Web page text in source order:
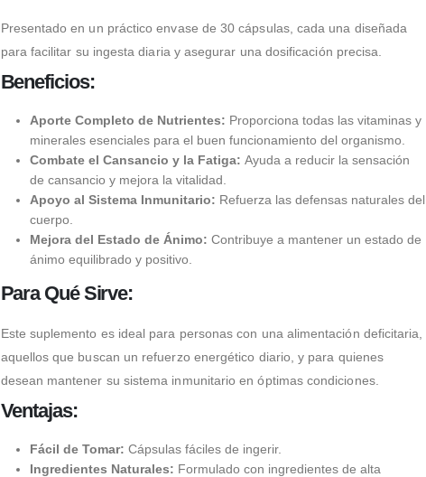
Presentado en un práctico envase de 30 cápsulas, cada una diseñada
para facilitar su ingesta diaria y asegurar una dosificación precisa.
Beneficios:
Aporte Completo de Nutrientes: Proporciona todas las vitaminas y
minerales esenciales para el buen funcionamiento del organismo.
Combate el Cansancio y la Fatiga: Ayuda a reducir la sensación
de cansancio y mejora la vitalidad.
Apoyo al Sistema Inmunitario: Refuerza las defensas naturales del
cuerpo.
Mejora del Estado de Ánimo: Contribuye a mantener un estado de
ánimo equilibrado y positivo.
Para Qué Sirve:
Este suplemento es ideal para personas con una alimentación deficitaria,
aquellos que buscan un refuerzo energético diario, y para quienes
desean mantener su sistema inmunitario en óptimas condiciones.
Ventajas:
Fácil de Tomar: Cápsulas fáciles de ingerir.
Ingredientes Naturales: Formulado con ingredientes de alta